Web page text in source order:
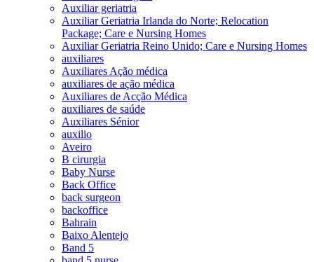
Auxiliar geriatria
Auxiliar Geriatria Irlanda do Norte; Relocation
Package; Care e Nursing Homes
Auxiliar Geriatria Reino Unido; Care e Nursing Homes
auxiliares
Auxiliares Ação médica
auxiliares de ação médica
Auxiliares de Acção Médica
auxiliares de saúde
Auxiliares Sénior
auxilio
Aveiro
B cirurgia
Baby Nurse
Back Office
back surgeon
backoffice
Bahrain
Baixo Alentejo
Band 5